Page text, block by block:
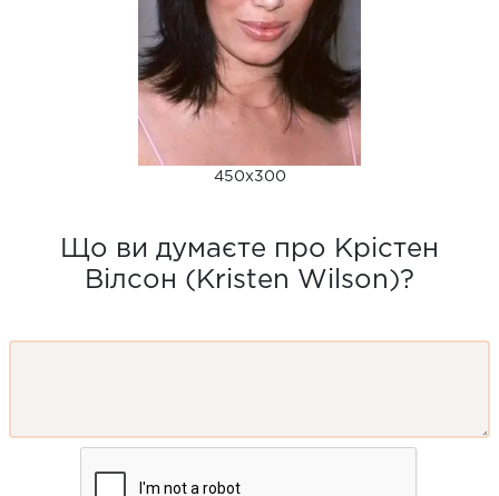
450x300
Що ви думаєте про Крістен
Вілсон (Kristen Wilson)?